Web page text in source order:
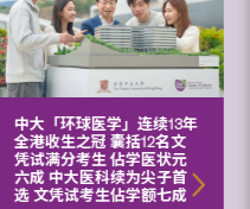
中大「环球医学」连续13年
全港收生之冠 囊括12名文
凭试满分考生 佔学医状元
六成 中大医科续为尖子首
选 文凭试考生佔学额七成